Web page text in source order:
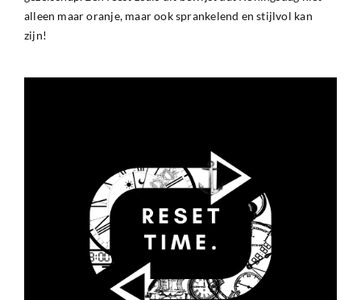
alleen maar oranje, maar ook sprankelend en stijlvol kan
zijn!